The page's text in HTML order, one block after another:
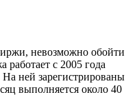
невозможно обойти
с 2005 года
ней зарегистрированы
выполняется около 40